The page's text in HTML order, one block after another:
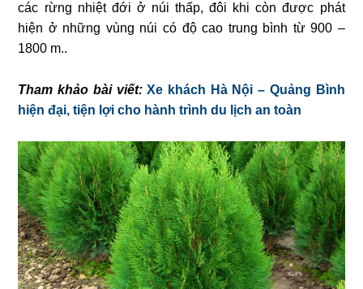
các rừng nhiệt đới ở núi thấp, đôi khi còn được phát
hiện ở những vùng núi có độ cao trung bình từ 900 –
1800 m..
Tham khảo bài viết: Xe khách Hà Nội – Quảng Bình
hiện đại, tiện lợi cho hành trình du lịch an toàn